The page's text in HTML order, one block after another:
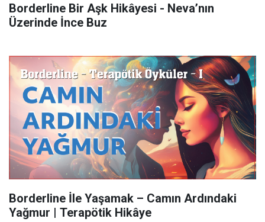
Borderline Bir Aşk Hikâyesi - Neva’nın
Üzerinde İnce Buz
Borderline İle Yaşamak – Camın Ardındaki
Yağmur | Terapötik Hikâye